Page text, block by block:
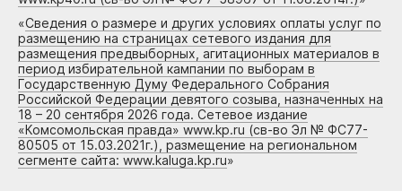
«Сведения о размере и других условиях оплаты услуг по
размещению на страницах сетевого издания для
размещения предвыборных, агитационных материалов в
период избирательной кампании по выборам в
Государственную Думу Федерального Собрания
Российской Федерации девятого созыва, назначенных на
18 – 20 сентября 2026 года. Сетевое издание
«Комсомольская правда» www.kp.ru (св-во Эл № ФС77-
80505 от 15.03.2021г.), размещение на региональном
сегменте сайта: www.kaluga.kp.ru»